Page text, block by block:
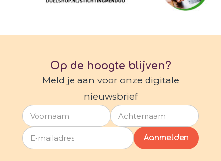
Op de hoogte blijven?
Meld je aan voor onze digitale
nieuwsbrief